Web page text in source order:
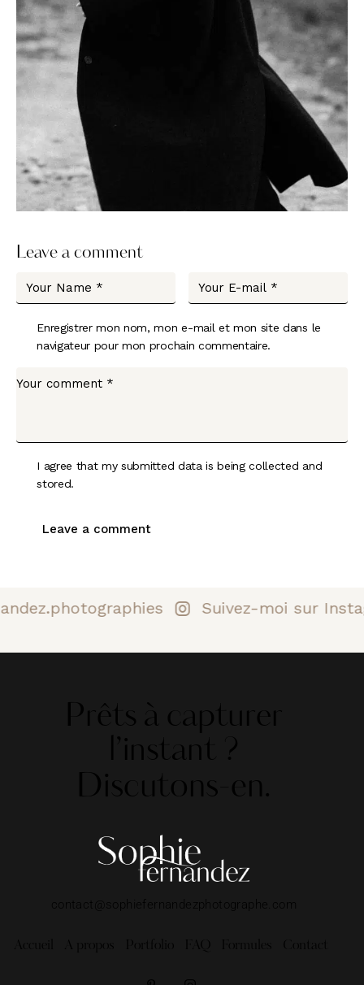
Leave a comment
Enregistrer mon nom, mon e-mail et mon site dans le
navigateur pour mon prochain commentaire.
I agree that my submitted data is being collected and
stored.
Suivez-moi sur
Prêts à capturer
l’instant ?
Discutons-en.
contact@sophiefernandezphotographe.com
Accueil A propos Portfolio FAQ Formules Contact